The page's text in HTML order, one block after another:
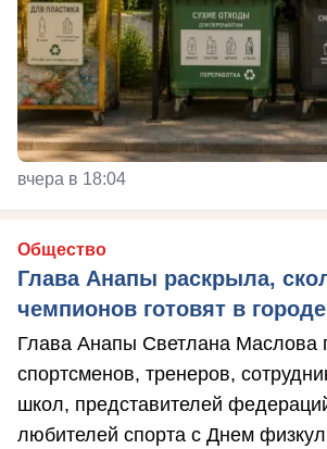
вчера в 18:04
Общество
Глава Анапы раскрыла,
чемпионов готовят в городе
Глава Анапы Светлана Маслова
спортсменов, тренеров,
школ, представителей
любителей спорта с Днем